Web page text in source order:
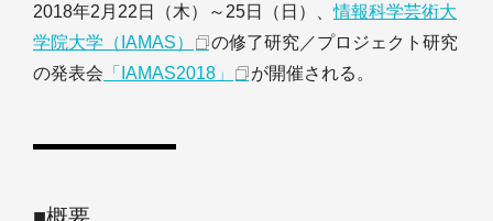
2018年2月22日（木）～25日（日）、情報科学芸術大
学院大学（IAMAS）
の修了研究／プロジェクト研究
の発表会 「IAMAS2018」 が開催される。